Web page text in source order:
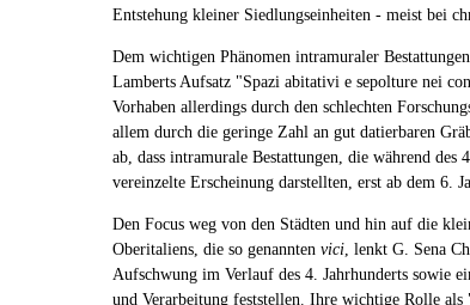
Entstehung kleiner Siedlungseinheiten - meist bei
Dem wichtigen Phänomen intramuraler
Lamberts Aufsatz "Spazi abitativi e sepolture nei
Vorhaben allerdings durch den schlechten
allem durch die geringe Zahl an gut datierbaren
ab, dass intramurale Bestattungen, die während des
vereinzelte Erscheinung darstellten, erst ab dem 6.
Den Focus weg von den Städten und hin auf die
Oberitaliens, die so genannten vici, lenkt G. Sena
Aufschwung im Verlauf des 4. Jahrhunderts sowie
und Verarbeitung feststellen. Ihre wichtige Rolle